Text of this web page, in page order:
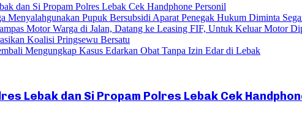
dan Si Propam Polres Lebak Cek Handphone Personil
Menyalahgunakan Pupuk Bersubsidi Aparat Penegak Hukum Diminta
Motor Warga di Jalan, Datang ke Leasing FIF, Untuk Keluar Motor
Koalisi Pringsewu Bersatu
Mengungkap Kasus Edarkan Obat Tanpa Izin Edar di Lebak
Lebak dan Si Propam Polres Lebak Cek